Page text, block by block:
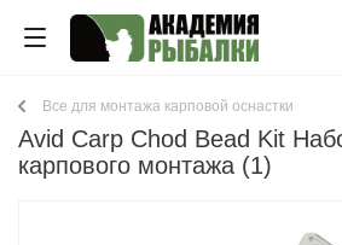
Все для монтажа карповой оснастки
Avid Carp Chod Bead Kit
карпового монтажа (1)